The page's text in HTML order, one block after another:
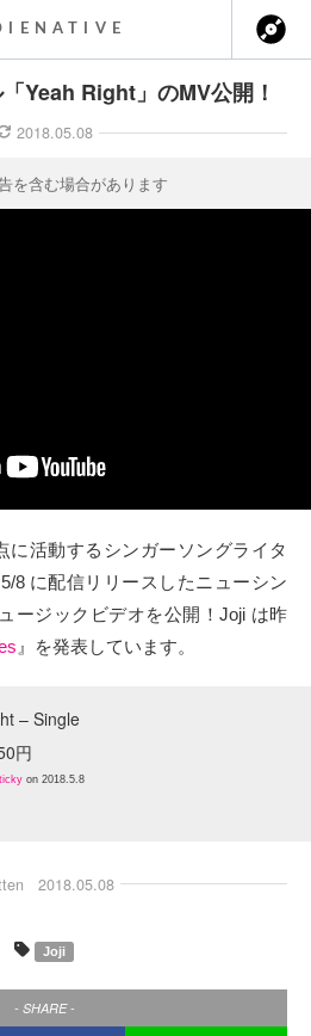
Yeah Right」のMV公開！
2018.05.08
を含む場合があります
に活動するシンガーソングライタ
8 に配信リリースしたニューシン
ージックビデオを公開！Joji は昨
』を発表しています。
– Single
円
on 2018.5.8
2018.05.08
Joji
- SHARE -